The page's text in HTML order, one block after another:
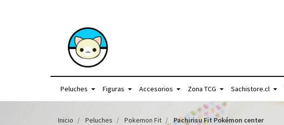
Peluches Figuras Accesorios Zona TCG Sachistore.cl
Inicio Peluches Pokemon Fit Pachirisu Fit Pokémon center